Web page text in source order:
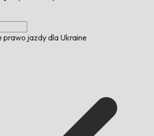
prawo jazdy dla Ukraine